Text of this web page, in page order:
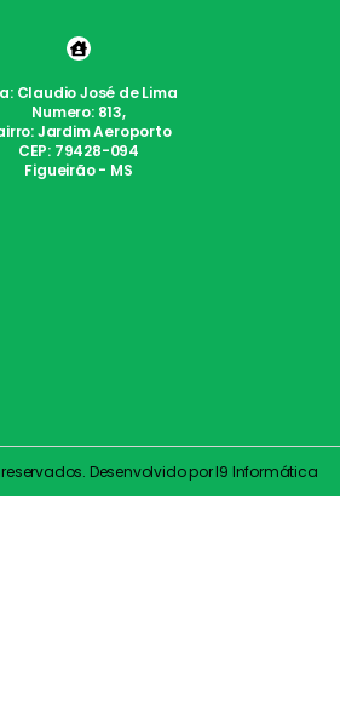
Claudio José de Lima
Numero: 813,
Jardim Aeroporto
CEP: 79428-094
Figueirão - MS
Desenvolvido por I9 Informática